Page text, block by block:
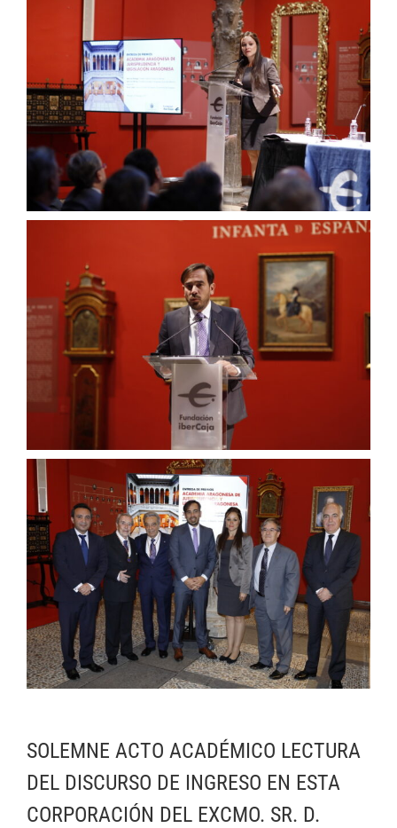
SOLEMNE ACTO ACADÉMICO LECTURA
DEL DISCURSO DE INGRESO EN ESTA
CORPORACIÓN DEL EXCMO. SR. D.